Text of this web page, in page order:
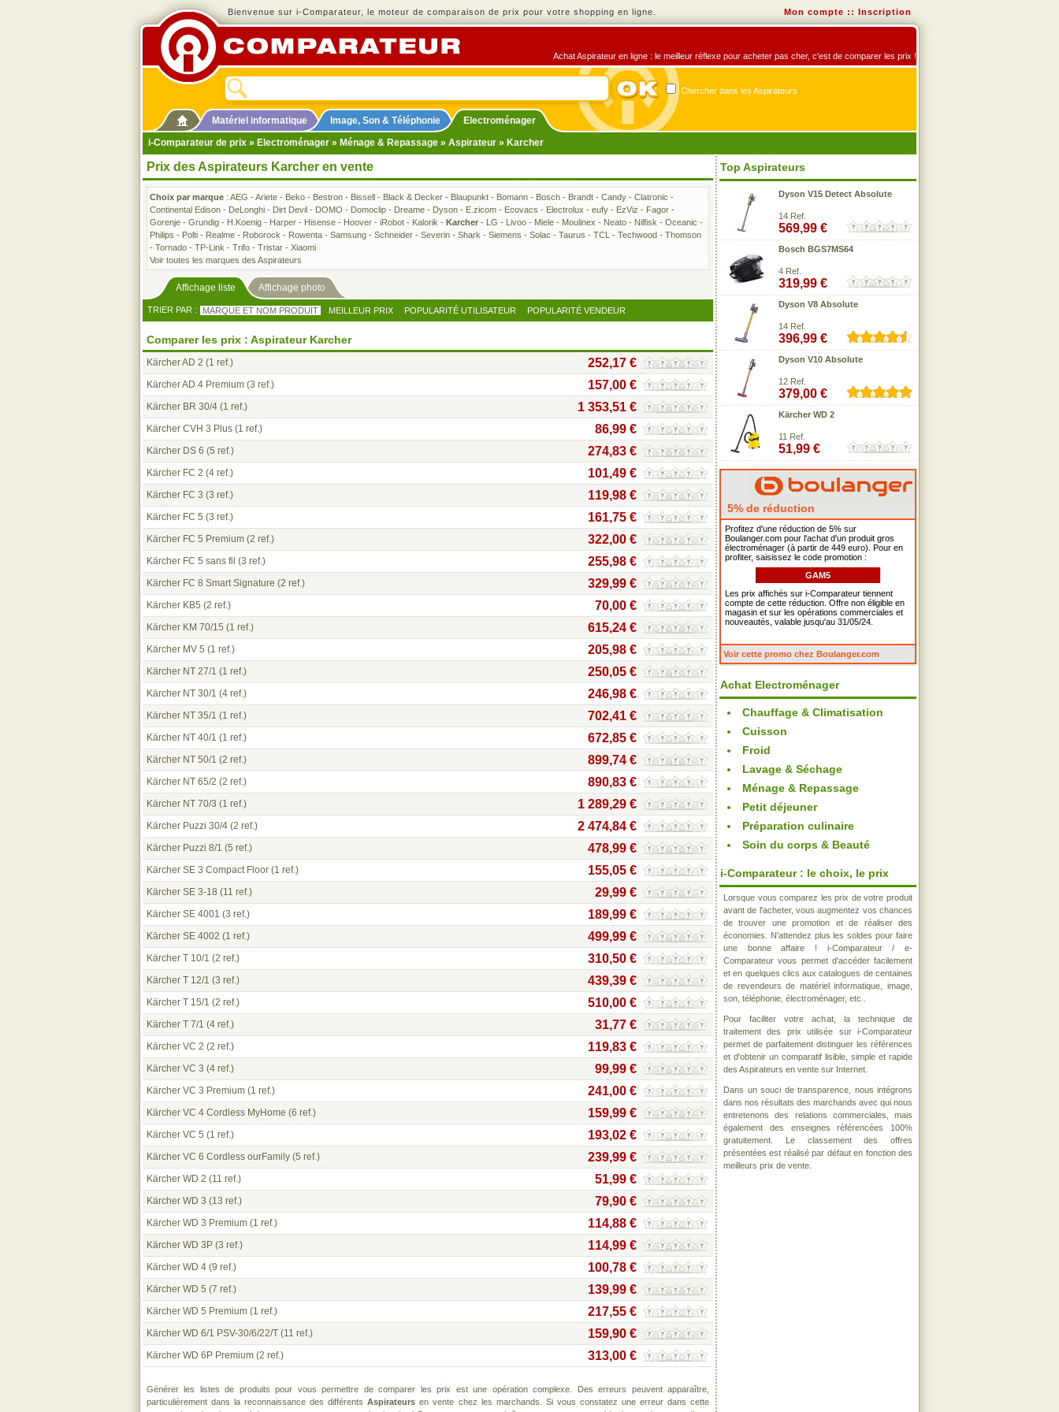
Bienvenue sur i-Comparateur, le moteur de comparaison de prix pour votre shopping en ligne. Mon compte :: Inscription
Achat Aspirateur en ligne : le meilleur réflexe pour acheter pas cher, c'est de comparer les prix !
Chercher dans les Aspirateurs
Matériel informatique Image, Son & Téléphonie
Electroménager
i-Comparateur de prix » Electroménager » Ménage & Repassage » Aspirateur » Karcher
Prix des Aspirateurs Karcher en vente
Choix par marque : AEG -Ariete - Beko - Bestron - Bissell - Black & Decker - Blaupunkt - Bomann - Bosch - Brandt - Candy - Clatronic -
Continental Edison - DeLonghi - Dirt Devil - DOMO - Domoclip - Dreame - Dyson - E.zicom - Ecovacs - Electrolux - eufy - EzViz - Fagor -
Gorenje - Grundig - H.Koenig - Harper - Hisense - Hoover - iRobot - Kalorik - Karcher - LG - Livoo - Miele - Moulinex - Neato - Nilfisk - Oceanic -
Philips - Polti - Realme - Roborock - Rowenta - Samsung - Schneider - Severin - Shark - Siemens - Solac - Taurus - TCL - Techwood - Thomson
- Tornado - TP-Link - Trifo - Tristar - Xiaomi
Voir toutes les marques des Aspirateurs
Affichage liste Affichage photo
TRIER PAR : MARQUE ET NOM PRODUIT MEILLEUR PRIX POPULARITÉ UTILISATEUR POPULARITÉ VENDEUR
Comparer les prix : Aspirateur Karcher
Kärcher AD 2 (1 ref.) 252,17 €
Kärcher AD 4 Premium (3 ref.) 157,00 €
Kärcher BR 30/4 (1 ref.) 1 353,51 €
Kärcher CVH 3 Plus (1 ref.) 86,99 €
Kärcher DS 6 (5 ref.) 274,83 €
Kärcher FC 2 (4 ref.) 101,49 €
Kärcher FC 3 (3 ref.) 119,98 €
Kärcher FC 5 (3 ref.) 161,75 €
Kärcher FC 5 Premium (2 ref.) 322,00 €
Kärcher FC 5 sans fil (3 ref.) 255,98 €
Kärcher FC 8 Smart Signature (2 ref.) 329,99 €
Kärcher KB5 (2 ref.) 70,00 €
Kärcher KM 70/15 (1 ref.) 615,24 €
Kärcher MV 5 (1 ref.) 205,98 €
Kärcher NT 27/1 (1 ref.) 250,05 €
Kärcher NT 30/1 (4 ref.) 246,98 €
Kärcher NT 35/1 (1 ref.) 702,41 €
Kärcher NT 40/1 (1 ref.) 672,85 €
Kärcher NT 50/1 (2 ref.) 899,74 €
Kärcher NT 65/2 (2 ref.) 890,83 €
Kärcher NT 70/3 (1 ref.) 1 289,29 €
Kärcher Puzzi 30/4 (2 ref.) 2 474,84 €
Kärcher Puzzi 8/1 (5 ref.) 478,99 €
Kärcher SE 3 Compact Floor (1 ref.) 155,05 €
Kärcher SE 3-18 (11 ref.) 29,99 €
Kärcher SE 4001 (3 ref.) 189,99 €
Kärcher SE 4002 (1 ref.) 499,99 €
Kärcher T 10/1 (2 ref.) 310,50 €
Kärcher T 12/1 (3 ref.) 439,39 €
Kärcher T 15/1 (2 ref.) 510,00 €
Kärcher T 7/1 (4 ref.) 31,77 €
Kärcher VC 2 (2 ref.) 119,83 €
Kärcher VC 3 (4 ref.) 99,99 €
Kärcher VC 3 Premium (1 ref.) 241,00 €
Kärcher VC 4 Cordless MyHome (6 ref.) 159,99 €
Kärcher VC 5 (1 ref.) 193,02 €
Kärcher VC 6 Cordless ourFamily (5 ref.) 239,99 €
Kärcher WD 2 (11 ref.) 51,99 €
Kärcher WD 3 (13 ref.) 79,90 €
Kärcher WD 3 Premium (1 ref.) 114,88 €
Kärcher WD 3P (3 ref.) 114,99 €
Kärcher WD 4 (9 ref.) 100,78 €
Kärcher WD 5 (7 ref.) 139,99 €
Kärcher WD 5 Premium (1 ref.) 217,55 €
Kärcher WD 6/1 PSV-30/6/22/T (11 ref.) 159,90 €
Kärcher WD 6P Premium (2 ref.) 313,00 €
Générer les listes de produits pour vous permettre de comparer les prix est une opération complexe. Des erreurs peuvent apparaître,
particulièrement dans la reconnaissance des différentsAspirateurs en vente chez les marchands. Si vous constatez une erreur dans cette
Top Aspirateurs
Dyson V15 Detect Absolute
14 Ref.
569,99 €
Bosch BGS7MS64
4 Ref.
319,99 €
Dyson V8 Absolute
14 Ref.
396,99 €
Dyson V10 Absolute
12 Ref.
379,00 €
Kärcher WD 2
11 Ref.
51,99 €
5% de réduction
Profitez d'une réduction de 5% sur
Boulanger.com pour l'achat d'un produit gros
électroménager (à partir de 449 euro). Pour en
profiter, saisissez le code promotion :
GAM5
Les prix affichés sur i-Comparateur tiennent
compte de cette réduction. Offre non éligible en
magasin et sur les opérations commerciales et
nouveautés, valable jusqu'au 31/05/24.
Voir cette promo chez Boulanger.com
Achat Electroménager
Chauffage & Climatisation
Cuisson
Froid
Lavage & Séchage
Ménage & Repassage
Petit déjeuner
Préparation culinaire
Soin du corps & Beauté
i-Comparateur : le choix, le prix
Lorsque vous comparez les prix de votre produit
avant de l'acheter, vous augmentez vos chances
de trouver une promotion et de réaliser des
économies. N'attendez plus les soldes pour faire
une bonne affaire ! i-Comparateur / e-
Comparateur vous permet d'accéder facilement
et en quelques clics aux catalogues de centaines
de revendeurs de matériel informatique, image,
son, téléphonie, électroménager, etc..
Pour faciliter votre achat, la technique de
traitement des prix utilisée sur i-Comparateur
permet de parfaitement distinguer les références
et d'obtenir un comparatif lisible, simple et rapide
des Aspirateurs en vente sur Internet.
Dans un souci de transparence, nous intégrons
dans nos résultats des marchands avec qui nous
entretenons des relations commerciales, mais
également des enseignes référencées 100%
gratuitement. Le classement des offres
présentées est réalisé par défaut en fonction des
meilleurs prix de vente.